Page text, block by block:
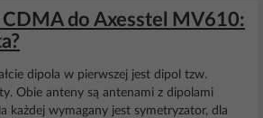
do Axesstel MV610:
dipola w pierwszej jest dipol tzw.
Obie anteny są antenami z dipolami
każdej wymagany jest symetryzator, dla